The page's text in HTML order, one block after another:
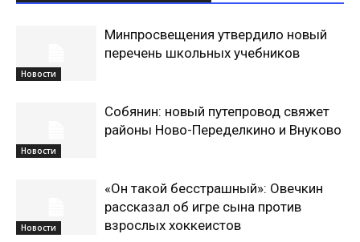
Новости
Минпросвещения утвердило новый
перечень школьных учебников
Новости
Собянин: новый путепровод свяжет
районы Ново-Переделкино и Внуково
Новости
«Он такой бесстрашный»: Овечкин
рассказал об игре сына против
взрослых хоккеистов